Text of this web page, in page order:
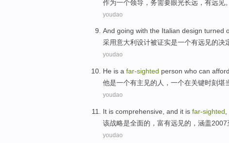
作为一个领导 ，务需要眼光长远 ， 有远见。
youdao
And going with the Italian design turned
采用意大利 设计被证实是一个有远见的决
youdao
He is a far-sighted person who can
他是一个有主见的 人 ，一个在关键时刻堪
youdao
It is comprehensive , and it is far-sighted
该战略是全面的， 富有远见的，涵盖2007
youdao